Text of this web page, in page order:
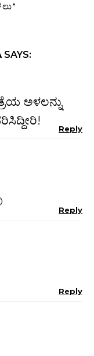
”
SAYS:
ಅಳಲನ್ನು
Reply
Reply
Reply